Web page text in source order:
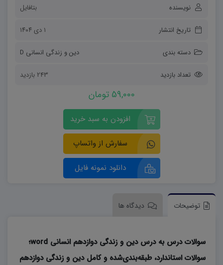
نویسنده بتافایل
تاریخ انتشار ۱ دی ۱۴۰۴
دسته بندی دین و زندگی انسانی D
تعداد بازدید 243 بازدید
59,000 تومان
افزودن به سبد خرید
سفارش از واتساپ
دانلود نمونه فایل
توضیحات دیدگاه ها
سوالات درس به درس دین و زندگی دوازدهم انسانی word؛
سوالات استاندارد، طبقه‌بندی‌شده و کامل دین و زندگی دوازدهم